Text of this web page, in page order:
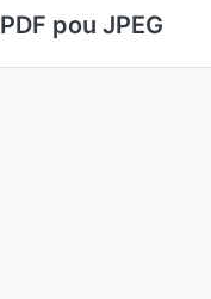
PDF pou JPEG